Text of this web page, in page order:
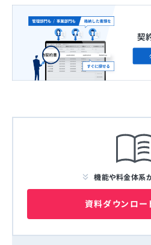
機能や料金体系
資料ダウンロー